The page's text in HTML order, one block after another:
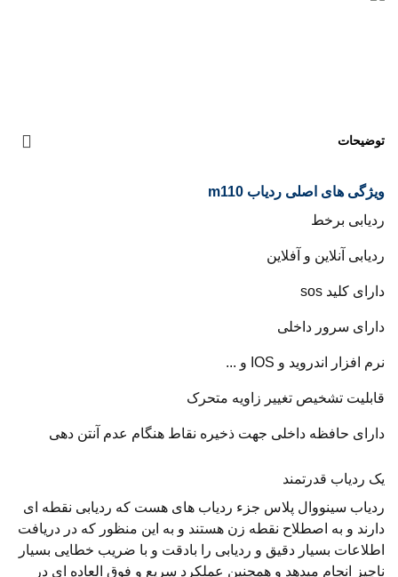
توضیحات
ویژگی های اصلی ردیاب m110
ردیابی برخط
ردیابی آنلاین و آفلاین
دارای کلید sos
دارای سرور داخلی
نرم افزار اندروید و IOS و ...
قابلیت تشخیص تغییر زاویه متحرک
دارای حافظه داخلی جهت ذخیره نقاط هنگام عدم آنتن دهی
یک ردیاب قدرتمند
ردیاب سینووال پلاس جزء ردیاب های هست که ردیابی نقطه ای
دارند و به اصطلاح نقطه زن هستند و به این منظور که در دریافت
اطلاعات بسیار دقیق و ردیابی را بادقت و با ضریب خطایی بسیار
ناچیز انجام میدهد و همچنین عملکرد سریع و فوق العاده ای در